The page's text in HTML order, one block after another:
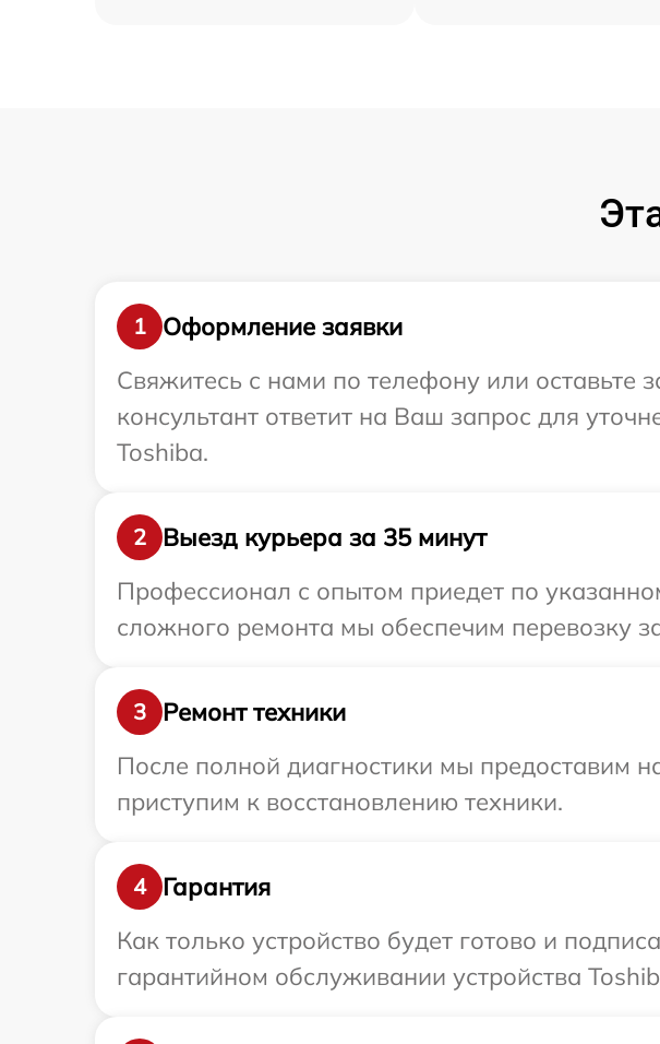
1
Оформление заявки
Свяжитесь с нами по телефону или оставьте
консультант ответит на Ваш запрос для
Toshiba.
2
Выезд курьера за 35 минут
Профессионал с опытом приедет по
сложного ремонта мы обеспечим перевозку
3
Ремонт техники
После полной диагностики мы предоставим
приступим к восстановлению техники.
4
Гарантия
Как только устройство будет готово и
гарантийном обслуживании устройства